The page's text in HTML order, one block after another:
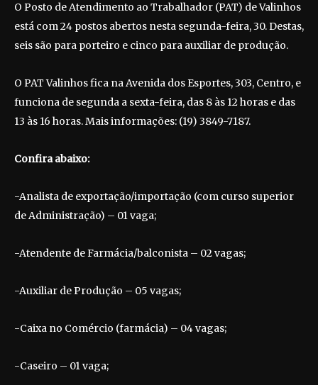
O Posto de Atendimento ao Trabalhador (PAT) de Valinhos
está com 24 postos abertos nesta segunda-feira, 30. Destas,
seis são para porteiro e cinco para auxiliar de produção.
O PAT Valinhos fica na Avenida dos Esportes, 303, Centro, e
funciona de segunda a sexta-feira, das 8 às 12 horas e das
13 às 16 horas. Mais informações: (19) 3849-7187.
Confira abaixo:
-Analista de exportação/importação (com curso superior
de Administração) – 01 vaga;
-Atendente de Farmácia/balconista – 02 vagas;
-Auxiliar de Produção – 05 vagas;
-Caixa no Comércio (farmácia) – 04 vagas;
-Caseiro – 01 vaga;